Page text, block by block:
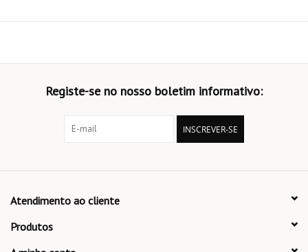
Registe-se no nosso boletim informativo:
INSCREVER-SE
Atendimento ao cliente
Produtos